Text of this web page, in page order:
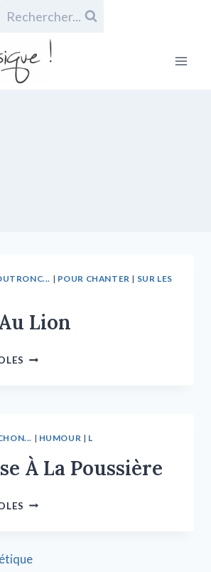
Rechercher...
| POUR CHANTER | SUR LES
Lion
| HUMOUR | L
À La Poussière